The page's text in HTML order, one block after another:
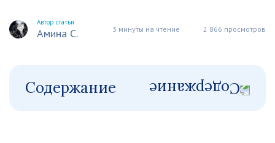
Автор статьи
Амина С. 3 минуты на чтение 2 866 просмотров
Содержание